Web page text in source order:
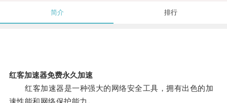
简介 排行
红客加速器免费永久加速
红客加速器是一种强大的网络安全工具，拥有出色的加